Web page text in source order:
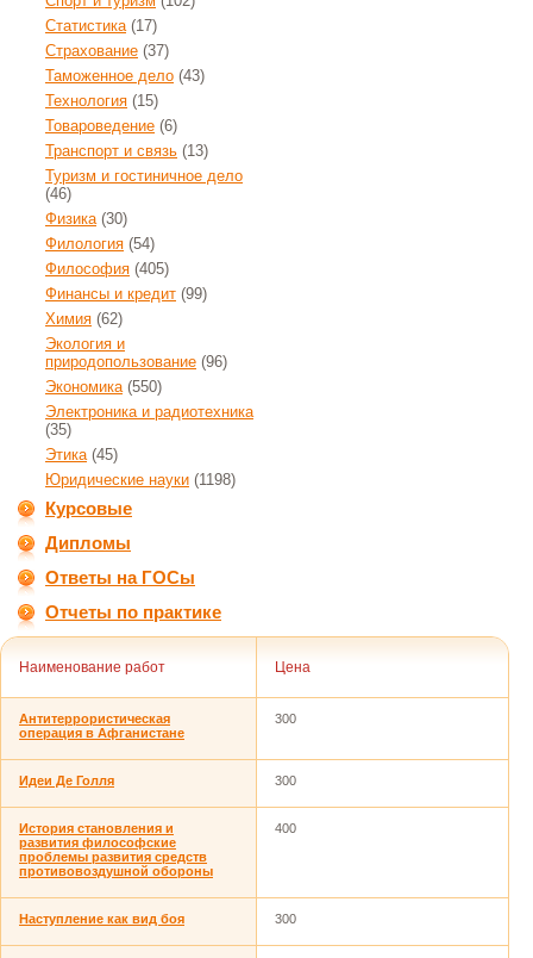
Статистика(17)
Страхование (37)
Таможенное дело (43)
Технология (15)
Товароведение (6)
Транспорт и связь (13)
Туризм и гостиничное дело
(46)
Физика(30)
Филология (54)
Философия (405)
Финансы и кредит (99)
Химия (62)
Экология и
природопользование (96)
Экономика(550)
Электроника и радиотехника
(35)
Этика(45)
Юридические науки (1198)
Курсовые
Дипломы
Ответы на ГОСы
Отчеты по практике
Наименование работ Цена
Антитеррористическая
операция в Афганистане
300
Идеи Де Голля 300
История становления и
развития философские
проблемы развития средств
противовоздушной обороны
400
Наступление как вид боя 300